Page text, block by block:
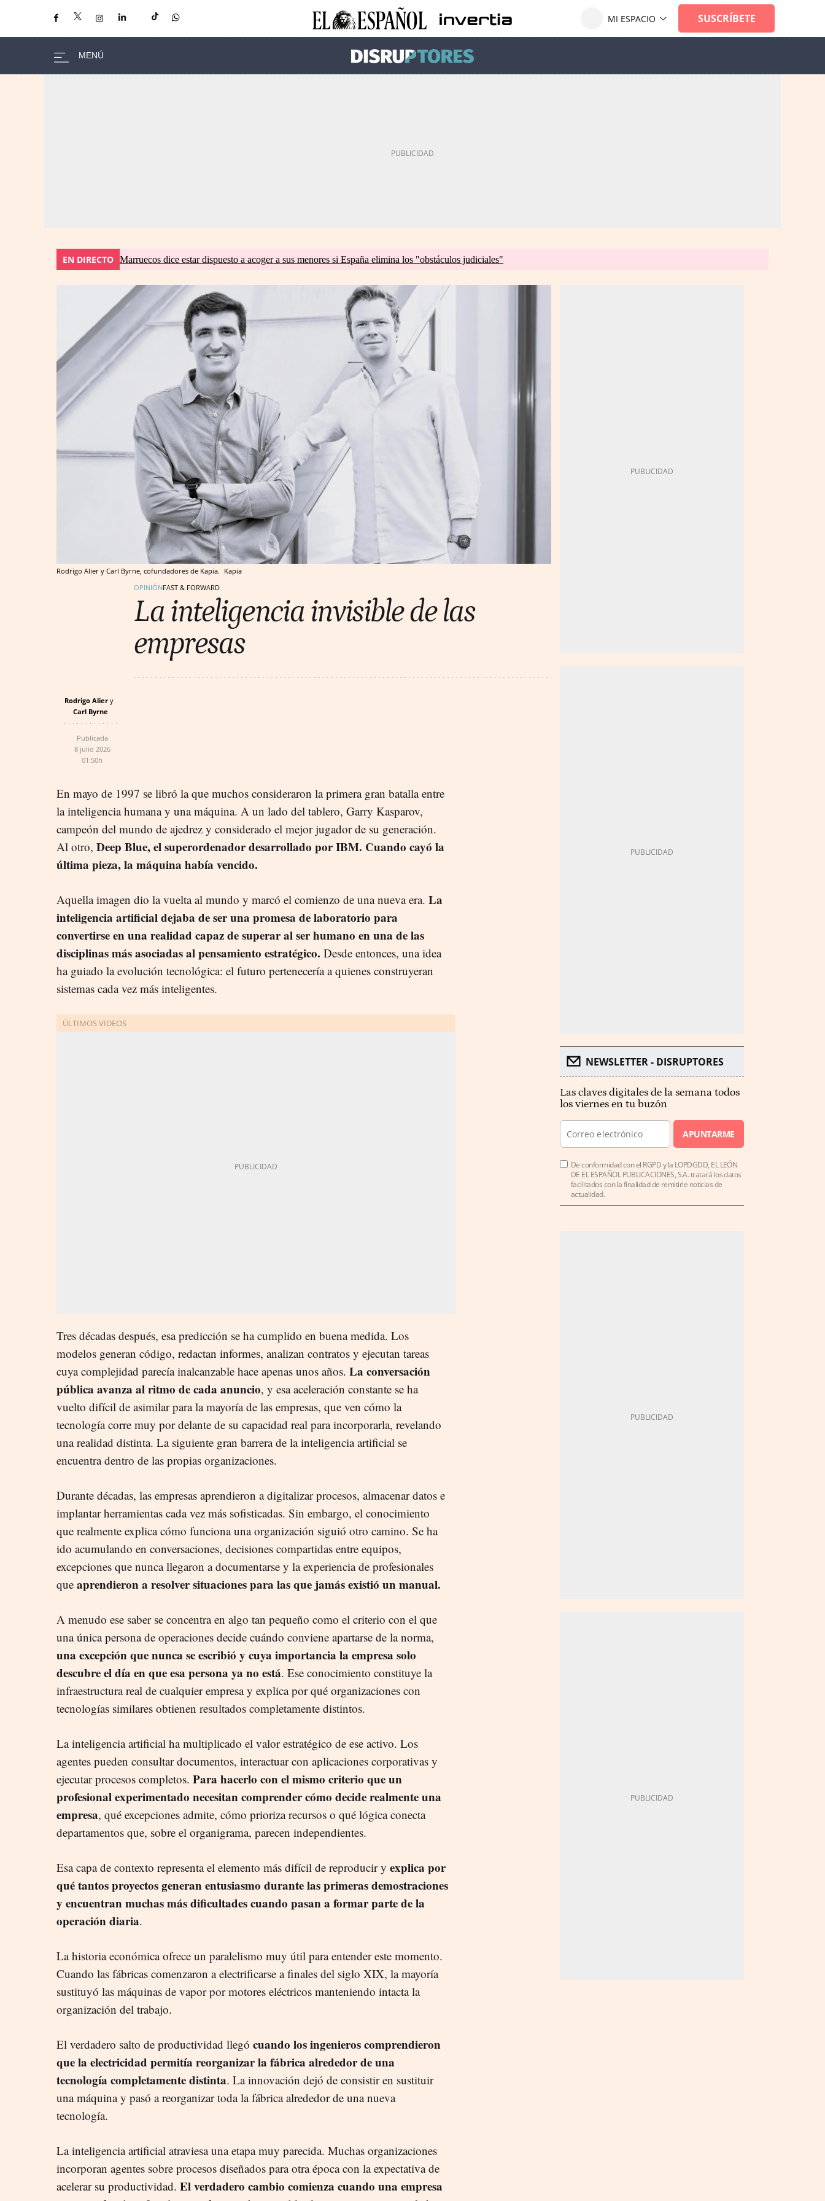
EN DIRECTO Marruecos dice estar dispuesto a acoger a sus menores si España elimina los "obstáculos judiciales"
Rodrigo Alier y Carl Byrne, cofundadores de Kapia. Kapia
OPINIÓNFAST & FORWARD
La inteligencia invisible de las
empresas
Rodrigo Alier
Carl Byrne
Publicada
8 julio 2026
01:50h
En mayo de 1997 se libró la que muchos consideraron la primera gran batalla entre
la inteligencia humana y una máquina. A un lado del tablero, Garry Kasparov,
campeón del mundo de ajedrez y considerado el mejor jugador de su generación.
Al otro, Deep Blue, el superordenador desarrollado por IBM. Cuando cayó la
última pieza, la máquina había vencido.
Aquella imagen dio la vuelta al mundo y marcó el comienzo de una nueva era. La
inteligencia artificial dejaba de ser una promesa de laboratorio para
convertirse en una realidad capaz de superar al ser humano en una de las
disciplinas más asociadas al pensamiento estratégico. Desde entonces, una idea
ha guiado la evolución tecnológica: el futuro pertenecería a quienes construyeran
sistemas cada vez más inteligentes.
Tres décadas después, esa predicción se ha cumplido en buena medida. Los
modelos generan código, redactan informes, analizan contratos y ejecutan tareas
cuya complejidad parecía inalcanzable hace apenas unos años. La conversación
pública avanza al ritmo de cada anuncio, y esa aceleración constante se ha
vuelto difícil de asimilar para la mayoría de las empresas, que ven cómo la
tecnología corre muy por delante de su capacidad real para incorporarla, revelando
una realidad distinta. La siguiente gran barrera de la inteligencia artificial se
encuentra dentro de las propias organizaciones.
Durante décadas, las empresas aprendieron a digitalizar procesos, almacenar datos e
implantar herramientas cada vez más sofisticadas. Sin embargo, el conocimiento
que realmente explica cómo funciona una organización siguió otro camino. Se ha
ido acumulando en conversaciones, decisiones compartidas entre equipos,
excepciones que nunca llegaron a documentarse y la experiencia de profesionales
que aprendieron a resolver situaciones para las que jamás existió un manual.
A menudo ese saber se concentra en algo tan pequeño como el criterio con el que
una única persona de operaciones decide cuándo conviene apartarse de la norma,
una excepción que nunca se escribió y cuya importancia la empresa solo
descubre el día en que esa persona ya no está. Ese conocimiento constituye la
infraestructura real de cualquier empresa y explica por qué organizaciones con
tecnologías similares obtienen resultados completamente distintos.
La inteligencia artificial ha multiplicado el valor estratégico de ese activo. Los
agentes pueden consultar documentos, interactuar con aplicaciones corporativas y
ejecutar procesos completos. Para hacerlo con el mismo criterio que un
profesional experimentado necesitan comprender cómo decide realmente una
empresa, qué excepciones admite, cómo prioriza recursos o qué lógica conecta
departamentos que, sobre el organigrama, parecen independientes.
Esa capa de contexto representa el elemento más difícil de reproducir y explica por
qué tantos proyectos generan entusiasmo durante las primerasdemostraciones
y encuentran muchas más dificultades cuando pasan a formar parte de la
operación diaria.
La historia económica ofrece un paralelismo muy útil para entender este momento.
Cuando las fábricas comenzaron a electrificarse a finales del siglo XIX, la mayoría
sustituyó las máquinas de vapor por motores eléctricos manteniendo intacta la
organización del trabajo.
El verdadero salto de productividad llegó cuando los ingenieros comprendieron
que la electricidad permitía reorganizar la fábrica alrededor de una
tecnología completamente distinta. La innovación dejó de consistir en sustituir
una máquina y pasó a reorganizar toda la fábrica alrededor de una nueva
tecnología.
La inteligencia artificial atraviesa una etapa muy parecida. Muchas organizaciones
incorporan agentes sobre procesos diseñados para otra época con la expectativa de
acelerar su productividad. El verdadero cambio comienza cuando una empresa
NEWSLETTER - DISRUPTORES
Las claves digitales de la semana todos
los viernes en tu buzón
APUNTARME
De conformidad con el RGPD y la LOPDGDD, EL LEÓN
DE EL ESPAÑOL PUBLICACIONES, S.A. tratará los datos
facilitados con la finalidad de remitirle noticias de
actualidad.